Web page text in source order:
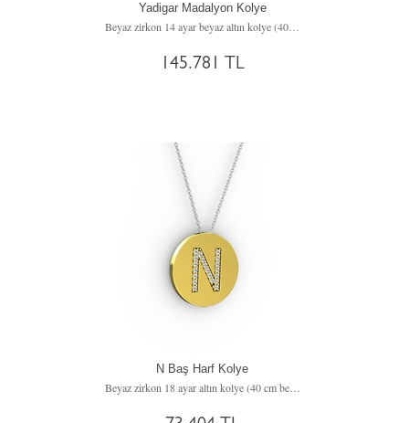
Yadigar Madalyon Kolye
Beyaz zirkon 14 ayar beyaz altın kolye (40 cm beyaz altın rolo zincir)
145.781 TL
N Baş Harf Kolye
Beyaz zirkon 18 ayar altın kolye (40 cm beyaz altın rolo zincir)